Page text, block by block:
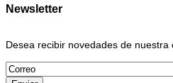
Newsletter
Desea recibir novedades de nuestra